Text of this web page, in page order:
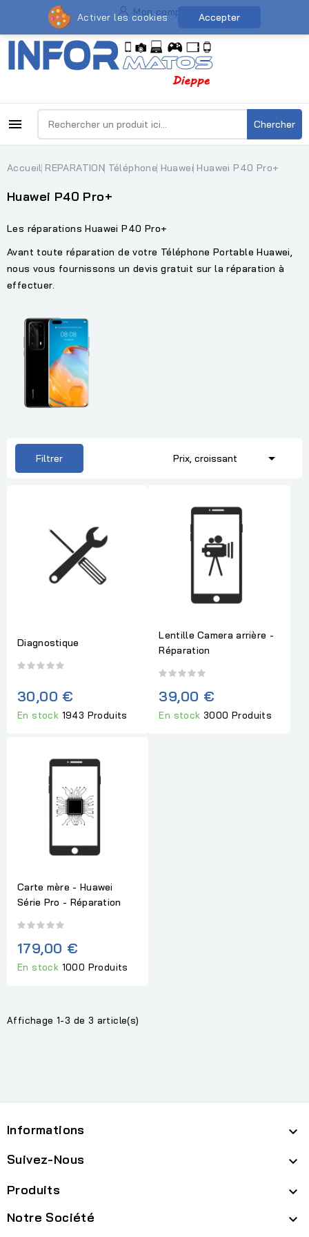
Mon compte
 Chercher
Accueil REPARATION Téléphone Huawei Huawei P40 Pro+
Huawei P40 Pro+
Les réparations Huawei P40 Pro+
Avant toute réparation de votre Téléphone Portable Huawei,
nous vous fournissons un devis gratuit sur la réparation à
effectuer.
Filtrer Prix, croissant 
Diagnostique
30,00 €
En stock 1943 Produits
Lentille Camera arrière -
Réparation
39,00 €
En stock3000 Produits
Carte mère - Huawei
Série Pro - Réparation
179,00 €
En stock 1000 Produits
Affichage 1-3 de 3 article(s)
Informations 
Suivez-Nous 
Activer les cookies Accepter
Produits 
Notre Société 